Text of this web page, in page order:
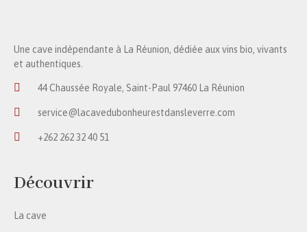
Une cave indépendante à La Réunion, dédiée aux vins bio, vivants
et authentiques.
44 Chaussée Royale, Saint-Paul 97460 La Réunion
service@lacavedubonheurestdansleverre.com
+262 262 32 40 51
Découvrir
La cave